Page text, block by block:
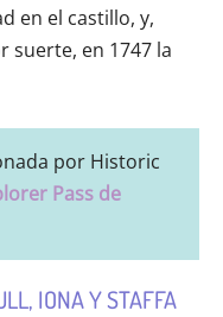
en el castillo, y,
suerte, en 1747 la
por Historic
Pass de
IONA Y STAFFA